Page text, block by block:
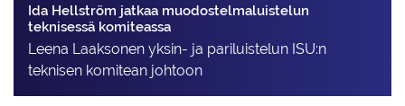
Ida Hellström jatkaa muodostelmaluistelun
teknisessä komiteassa
Leena Laaksonen yksin- ja pariluistelun ISU:n
teknisen komitean johtoon